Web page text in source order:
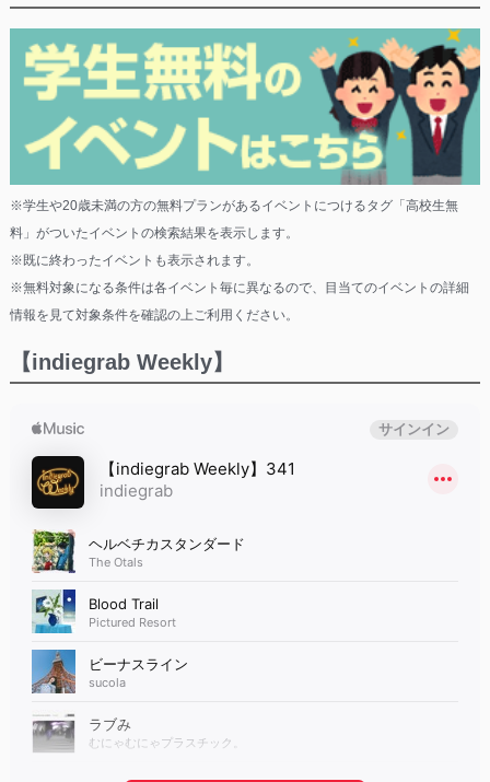
※学生や20歳未満の方の無料プランがあるイベントにつけるタグ「高校生無
料」がついたイベントの検索結果を表示します。
※既に終わったイベントも表示されます。
※無料対象になる条件は各イベント毎に異なるので、目当てのイベントの詳細
情報を見て対象条件を確認の上ご利用ください。
【indiegrab Weekly】